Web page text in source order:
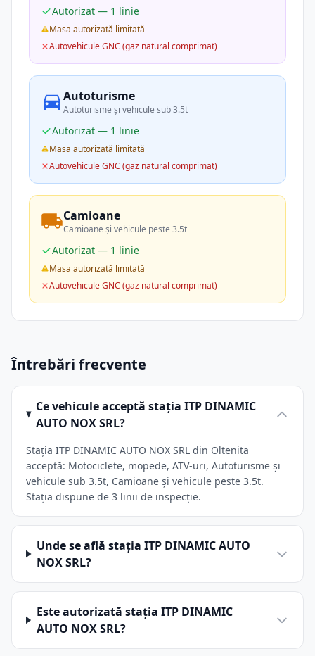
Autorizat — 1 linie
Masa autorizată limitată
Autovehicule GNC (gaz natural comprimat)
Autoturisme
Autoturisme și vehicule sub 3.5t
Autorizat — 1 linie
Masa autorizată limitată
Autovehicule GNC (gaz natural comprimat)
Camioane
Camioane și vehicule peste 3.5t
Autorizat — 1 linie
Masa autorizată limitată
Autovehicule GNC (gaz natural comprimat)
Întrebări frecvente
Ce vehicule acceptă stația ITP DINAMIC
AUTO NOX SRL?
Stația ITP DINAMIC AUTO NOX SRL din Oltenita
acceptă: Motociclete, mopede, ATV-uri, Autoturisme și
vehicule sub 3.5t, Camioane și vehicule peste 3.5t.
Stația dispune de 3 linii de inspecție.
Unde se află stația ITP DINAMIC AUTO
NOX SRL?
Este autorizată stația ITP DINAMIC
AUTO NOX SRL?